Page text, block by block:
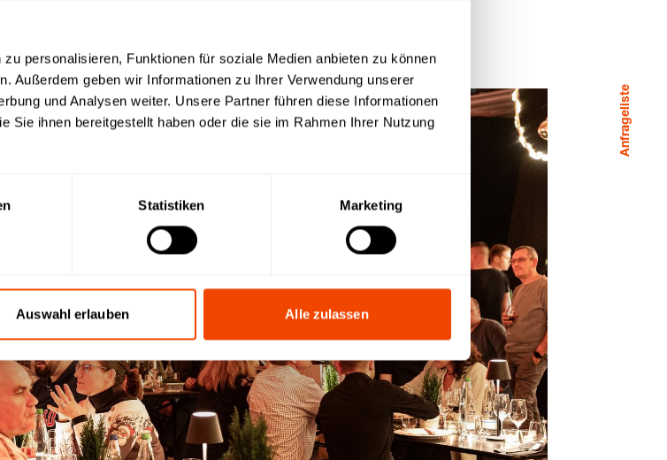
personalisieren, Funktionen für soziale Medien anbieten zu können
Außerdem geben wir Informationen zu Ihrer Verwendung unserer
und Analysen weiter. Unsere Partner führen diese Informationen
Sie ihnen bereitgestellt haben oder die sie im Rahmen Ihrer Nutzung
Statistiken Marketing
Auswahl erlauben Alle zulassen
Anfrageliste